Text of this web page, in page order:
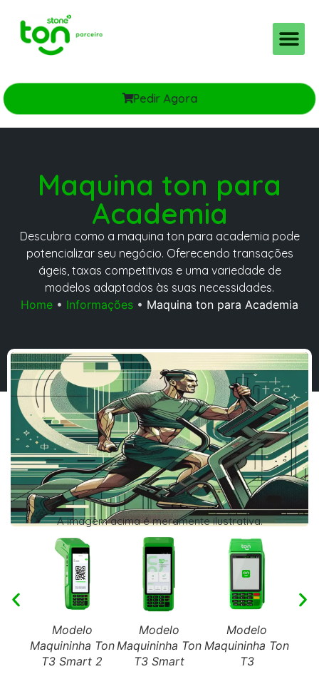
Pedir Agora
Maquina ton para
Academia
Descubra como a maquina ton para academia pode
potencializar seu negócio. Oferecendo transações
ágeis, taxas competitivas e uma variedade de
modelos adaptados às suas necessidades.
Home • Informações • Maquina ton para Academia
A imagem acima é meramente ilustrativa.
Modelo
Maquininha Ton
T3 Smart 2
Modelo
Maquininha Ton
T3 Smart
Modelo
Maquininha Ton
T3